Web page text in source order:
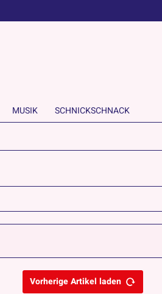
MUSIK SCHNICKSCHNACK
Vorherige Artikel laden